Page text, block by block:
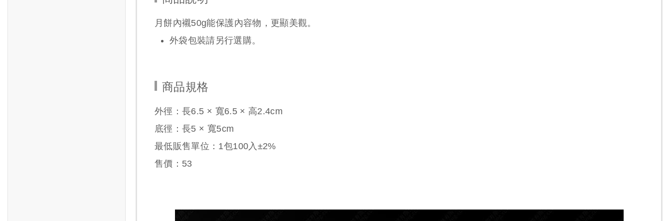
月餅內襯50g能保護內容物，更顯美觀。
外袋包裝請另行選購。
商品規格
外徑：長6.5 × 寬6.5 × 高2.4cm
底徑：長5 × 寬5cm
最低販售單位：1包100入±2%
售價： 53